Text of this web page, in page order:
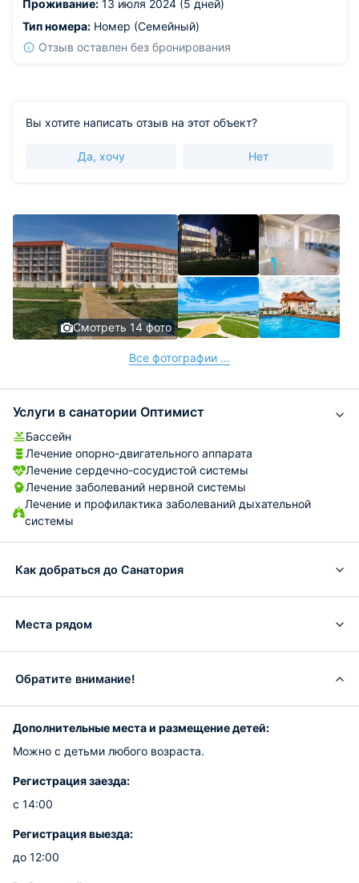
Проживание: 13 июля 2024 (5 дней)
Тип номера: Номер (Семейный)
Отзыв оставлен без бронирования
Вы хотите написать отзыв на этот объект?
Да, хочу Нет
Смотреть 14 фото
Все фотографии ...
Услуги в санатории Оптимист
Бассейн
Лечение опорно-двигательного аппарата
Лечение сердечно-сосудистой системы
Лечение заболеваний нервной системы
Лечение и профилактика заболеваний дыхательной
системы
Как добраться до Санатория
Места рядом
Обратите внимание!
Дополнительные места и размещение детей:
Можно с детьми любого возраста.
Регистрация заезда:
с 14:00
Регистрация выезда:
до 12:00